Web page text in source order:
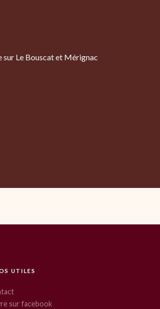
Le Bouscat et Mérignac
UTILES
sur facebook